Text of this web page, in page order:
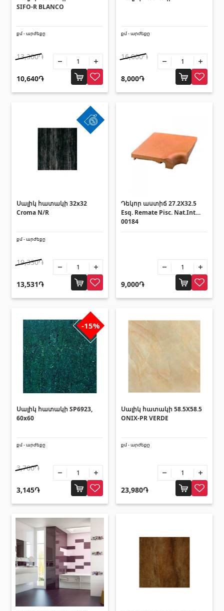
Լողավազանի աստիճաններ
Լողավազանի ֆիլտրացիոն համակարգեր
Խողովակներ և թիթեղներ
Կլոր մետաղական խողովակներ
Ցինկապատ թիթեղներ
PVC խողովակներ և կցամասեր
Բոլորը
Սալիկի անկյունակներ
Պոլիկարբոնատե թերթեր և
արևապաշտպան ծածկեր
Արևապաշտպան ծածկեր
(4)
Պոլիկարբոնատե թերթեր
Դռներ
Մուտքի դռներ(1)
Միջսենյակային դռներ
(3)
Հովանոցներ(10)
Այլ տեսականի
Կղմինդր՝ կերամիկական
Ռադիատոր(4)
Փայտամած և կաղապարամած
Բոլորը
SIFO-R BLANCO
քմ - արժեքը
13,300֏
10,640֏
քմ - արժեքը
16,000֏
8,000֏
Սալիկ հատակի 32x32
Croma N/R
քմ - արժեքը
19,330֏
13,531֏
Դեկոր աստիճ 27.2X32.5
Esq. Remate Pisc. Nat.Int
00184
9,000֏
-15%
Սալիկ հատակի SP6923,
60x60
քմ - արժեքը
3,700֏
3,145֏
Սալիկ հատակի 58.5X58.5
ONIX-PR VERDE
քմ - արժեքը
23,980֏